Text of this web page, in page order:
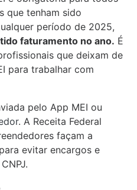
que tenham sido
período de 2025,
faturamento no ano. É
que deixam de
para trabalhar com
pelo App MEI ou
. A Receita Federal
façam a
evitar encargos e